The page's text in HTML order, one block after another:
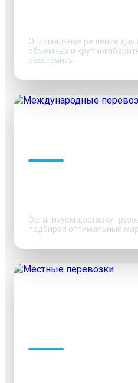
Оптимальное решение для
объёмных и
расстояния.
Организуем доставку
подбирая оптимальный